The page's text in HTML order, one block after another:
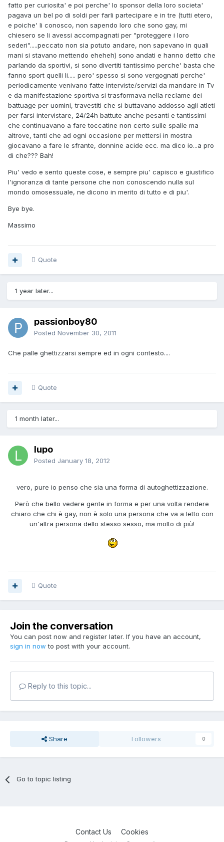
fatto per curiosita' e poi perche' lo sponsor della loro societa'
pagava un bel po di soldi per farli partecipare e in tre (tutti etero,
e poiche' li conosco, non sapendo loro che sono gay, mi
chiesero se li avessi accompagnati per "proteggere i loro
sederi".....peccato non sia potuto andare, non sapevano in quali
mani si stavano mettendo eheheh) sono andati e hanno detto che
parlando da sportivi, si sono divertiti tantissimo perche' basta che
fanno sport quelli li..... pero' spesso si sono vergognati perche'
periodicamente venivano fatte interviste/servizi da mandare in Tv
e da manifestazione sportiva si trasformava nella reclame dei
battuage per uomini, travestiti che si buttavano addosso agli atleti
per farsi intervistare, 24/24h battute anche pesanti e tantissimi
che continuavano a fare toccatine non certo sulle spalle ma
altrove, tanti che ad ogni occasione per mettersi in mostra
giocavano a fare le sfrante, donnine acide ecc. ma dico io...a pro
di che??? Bah!
Piu' vedo e sento queste cose, e sempre piu' capisco e giustifico
l'ignoranza di tante persone che non conoscendo nulla sul
mondo omosessuale, ne dicono in merito di tutto e di piu'.
Bye bye.
Massimo
Quote
1 year later...
passionboy80
Posted November 30, 2011
Che palle ghettizzarsi sempre ed in ogni contesto....
Quote
1 month later...
lupo
Posted January 18, 2012
vero, pure io penso che sia una forma di autoghettizzazione.
Però che bello vedere gente in forma e per una volta rendere
chiaro che chi è gay, non è solo una persona che va a letto con
un'altra persona dello stesso sesso, ma molto di più!
Quote
Join the conversation
You can post now and register later. If you have an account,
sign in now to post with your account.
Reply to this topic...
Share Followers 0
Go to topic listing
Contact Us Cookies